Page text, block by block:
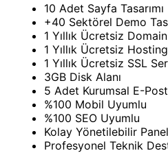
10 Adet Sayfa Tasarımı
+40 Sektörel Demo
1 Yıllık Ücretsiz Domain
1 Yıllık Ücretsiz Hosting
1 Yıllık Ücretsiz SSL
3GB Disk Alanı
5 Adet Kurumsal E-
%100 Mobil Uyumlu
%100 SEO Uyumlu
Kolay Yönetilebilir Panel
Profesyonel Teknik